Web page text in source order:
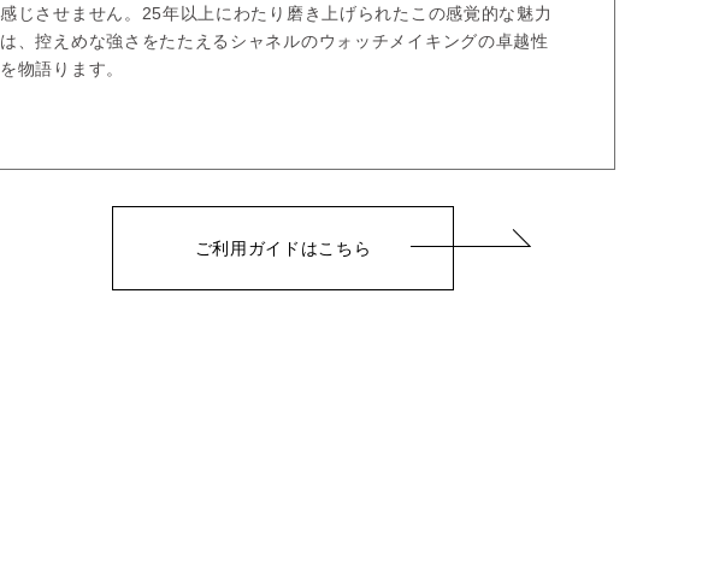
感じさせません。25年以上にわたり磨き上げられたこの感覚的な魅力
は、控えめな強さをたたえるシャネルのウォッチメイキングの卓越性
を物語ります。
ご利用ガイドはこちら